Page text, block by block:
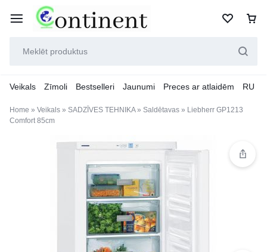
Veikals Zīmoli Bestselleri Jaunumi Preces ar atlaidēm RU
Home » Veikals » SADZĪVES TEHNIKA» Saldētavas » Liebherr GP1213
Comfort 85cm